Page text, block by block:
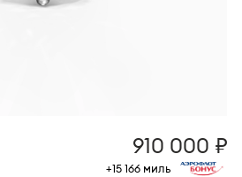
910 000 ₽
+15 166 миль